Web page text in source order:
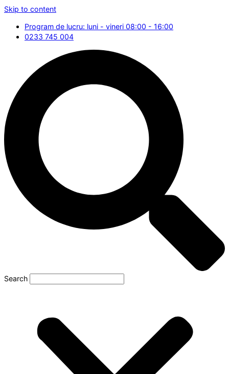
Skip to content
Program de lucru: luni - vineri 08:00 - 16:00
0233 745 004
Search